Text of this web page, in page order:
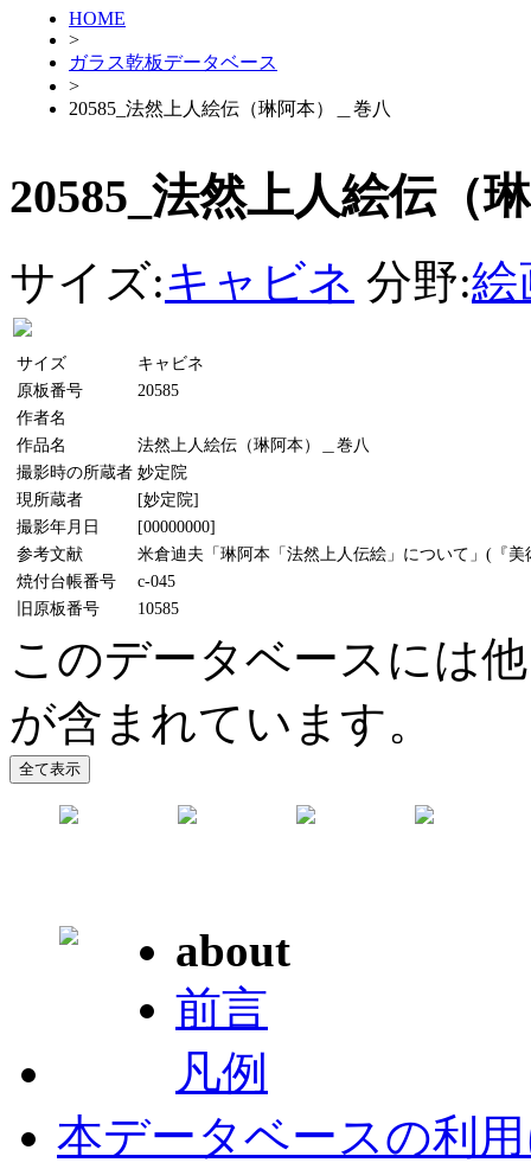
HOME
>
ガラス乾板データベース
>
20585_法然上人絵伝（琳阿本）＿巻八
20585_法然上人絵伝（
サイズ:キャビネ 分野:絵
サイズ
キャビネ
原板番号
20585
作者名
作品名
法然上人絵伝（琳阿本）＿巻八
撮影時の所蔵者 妙定院
現所蔵者
[妙定院]
撮影年月日
[00000000]
参考文献
米倉迪夫「琳阿本「法然上人伝絵」について」(『美
焼付台帳番号
c-045
旧原板番号
10585
このデータベースには
が含まれています。
about
前言
凡例
本データベースの利